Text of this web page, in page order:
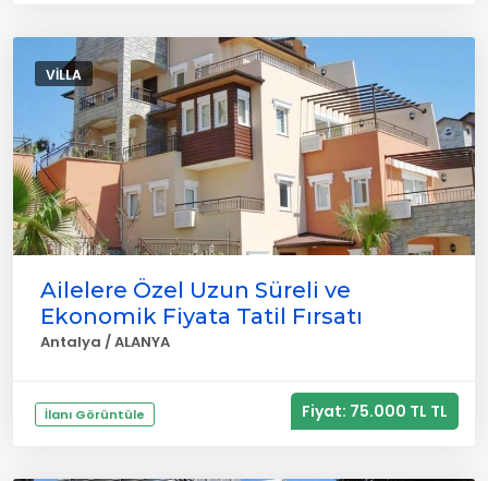
VILLA
Ailelere Özel Uzun Süreli ve
Ekonomik Fiyata Tatil Fırsatı
Antalya / ALANYA
İlanı Görüntüle Fiyat: 75.000 TL TL